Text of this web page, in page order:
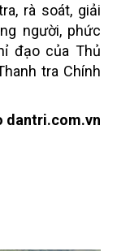
rà soát, giải
người, phức
đạo của Thủ
tra Chính
dantri.com.vn